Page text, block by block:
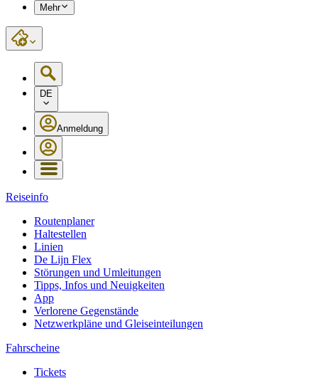
Mehr
DE
Anmeldung
Reiseinfo
Routenplaner
Haltestellen
Linien
De Lijn Flex
Störungen und Umleitungen
Tipps, Infos und Neuigkeiten
App
Verlorene Gegenstände
Netzwerkpläne und Gleiseinteilungen
Fahrscheine
Tickets